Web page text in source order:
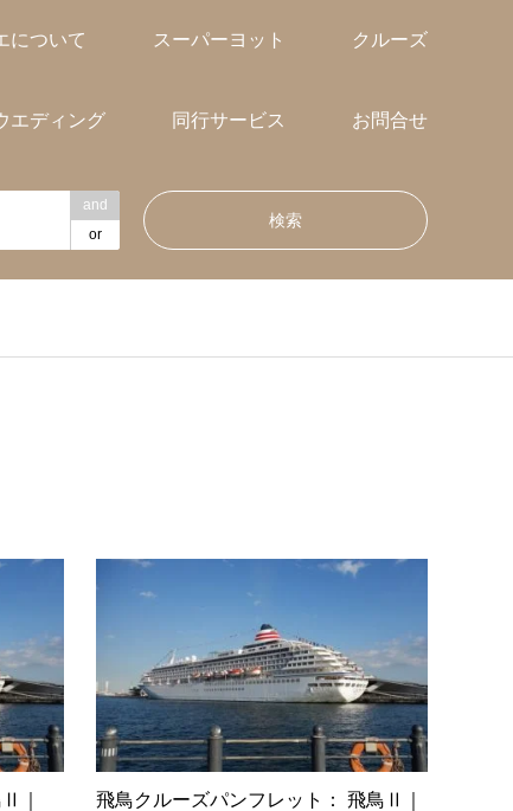
について スーパーヨット クルーズ
エディング 同行サービス お問合せ
and
or
｜
飛鳥クルーズパンフレット： 飛鳥Ⅱ｜